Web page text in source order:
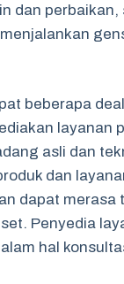
dan
beberapa
layanan
asli dan
dan
dapat merasa
Penyedia
hal